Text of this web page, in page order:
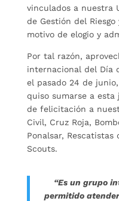
vinculados a nuestra
de Gestión del
motivo de elogio y
Por tal razón,
internacional del Día
el pasado 24 de
quiso sumarse a esta
de felicitación a
Civil, Cruz Roja,
Ponalsar,
Scouts.
“Es un grupo
permitido